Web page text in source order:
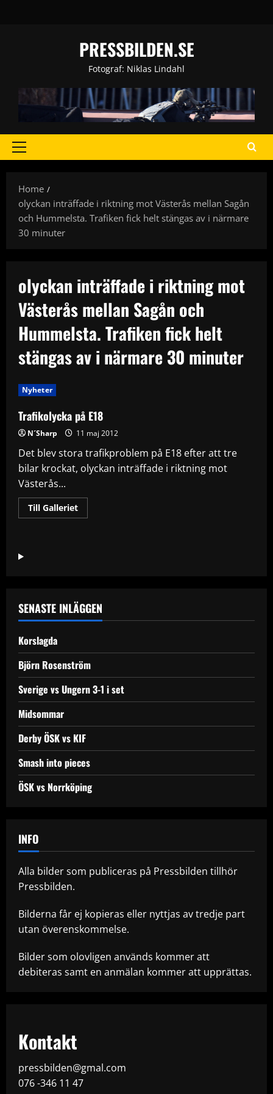
PRESSBILDEN.SE
Fotograf: Niklas Lindahl
Primary
Home
olyckan inträffade i riktning mot Västerås mellan Sagån
och Hummelsta. Trafiken fick helt stängas av i närmare
30 minuter
olyckan inträffade i riktning mot
Västerås mellan Sagån och
Hummelsta. Trafiken fick helt
stängas av i närmare 30 minuter
Nyheter
Trafikolycka på E18
N´Sharp 11 maj 2012
Det blev stora trafikproblem på E18 efter att tre
bilar krockat, olyckan inträffade i riktning mot
Västerås...
Till GallerietRead
more
SENASTE INLÄGGEN
Korslagda
Björn Rosenström
Sverige vs Ungern 3-1 i set
Midsommar
Derby ÖSK vs KIF
Smash into pieces
ÖSK vs Norrköping
INFO
Alla bilder som publiceras på Pressbilden tillhör
Pressbilden.
Bilderna får ej kopieras eller nyttjas av tredje part
utan överenskommelse.
Bilder som olovligen används kommer att
debiteras samt en anmälan kommer att upprättas.
Kontakt
pressbilden@gmal.com
076 -346 11 47